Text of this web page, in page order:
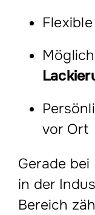
vor Ort
Gerade
in der
Bereich